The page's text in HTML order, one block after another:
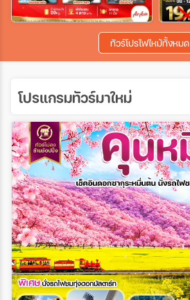
เฉพาะเทศกาล
ค้นหา
ทัวร์โปรไฟไหม้ทั้งหมด
โปรแกรมทัวร์มาใหม่